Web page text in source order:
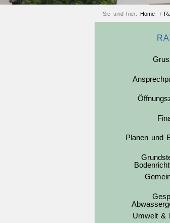
Sie sind hier: Home /
Planen und
Umwelt &